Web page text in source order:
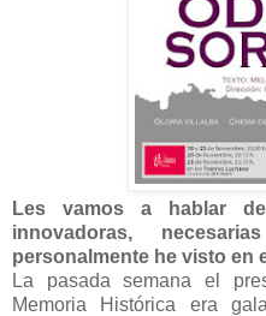
Les vamos a hablar
innovadoras,
personalmente he visto en
La pasada semana el
Memoria Histórica era